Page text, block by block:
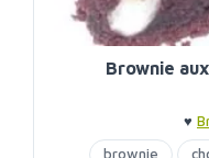
Brownie
♥
brownie